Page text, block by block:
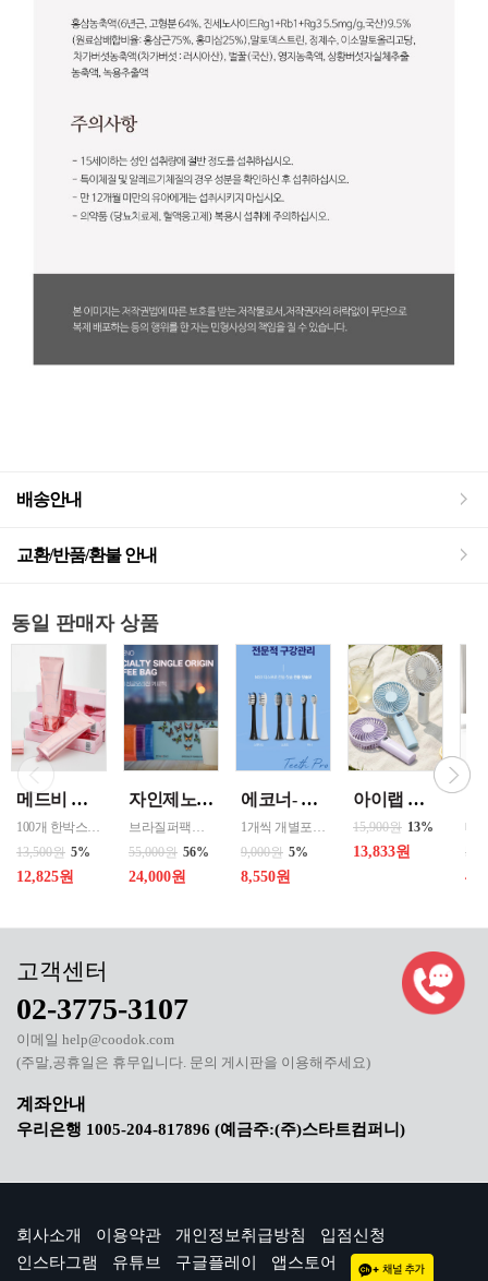
배송안내
교환/반품/환불 안내
동일 판매자 상품
메드비 원더핏 비비 13호 50ml
13,500원 5%
12,825원
자인제노 3종 21입 싱글 로스팅 커피백 13ml 고용량 1케이스 단위 판매
55,000원 56%
24,000원
에코너- MS2 티스프로 음파 전동칫솔모 1입 단품 *3개 / 색상선택 화이트 블랙 선택
9,000원 5%
8,550원
아이랩 클래식 LED 팬 2026년신형 3단계바람조절 LED 무선 테이블가능
15,900원 13%
13,833원
02-3775-3107
이메일 help@coodok.com
(주말,공휴일은 휴무입니다. 문의 게시판을 이용해주세요)
우리은행 1005-204-817896 (예금주:(주)스타트컴퍼니)
회사소개 이용약관 개인정보취급방침
입점신청
인스타그램
유튜브 구글플레이 앱스토어